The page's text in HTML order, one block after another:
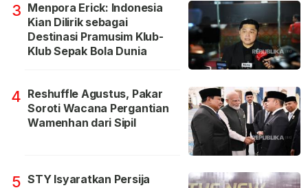
3 Menpora Erick: Indonesia
Kian Dilirik sebagai
Destinasi Pramusim Klub-
Klub Sepak Bola Dunia
4 Reshuffle Agustus, Pakar
Soroti Wacana Pergantian
Wamenhan dari Sipil
5 STY Isyaratkan Persija